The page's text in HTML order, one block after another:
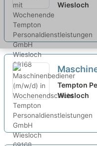
Wiesloch
Tempton
Wiesloch